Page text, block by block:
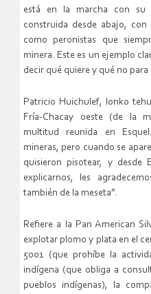
está en la marcha con su
construida desde abajo,
como peronistas que
minera. Este es un ejemplo
decir qué quiere y qué no para
Patricio Huichulef, lonko
Fría-Chacay oeste (de la
multitud reunida en
mineras, pero cuando se
quisieron pisotear, y desde
explicarnos, les
también de la meseta”.
Refiere a la Pan American
explotar plomo y plata en el
5001 (que prohíbe la
indígena (que obliga a
pueblos indígenas), la